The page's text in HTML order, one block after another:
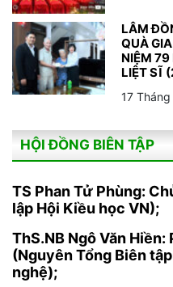
LÂM
QUÀ
NIỆM 79
LIỆT SĨ
17
HỘI ĐỒNG BIÊN TẬP
TS Phan Tử Phùng:
lập Hội Kiều học VN);
ThS.NB Ngô Văn
(Nguyên Tổng Biên
nghệ);